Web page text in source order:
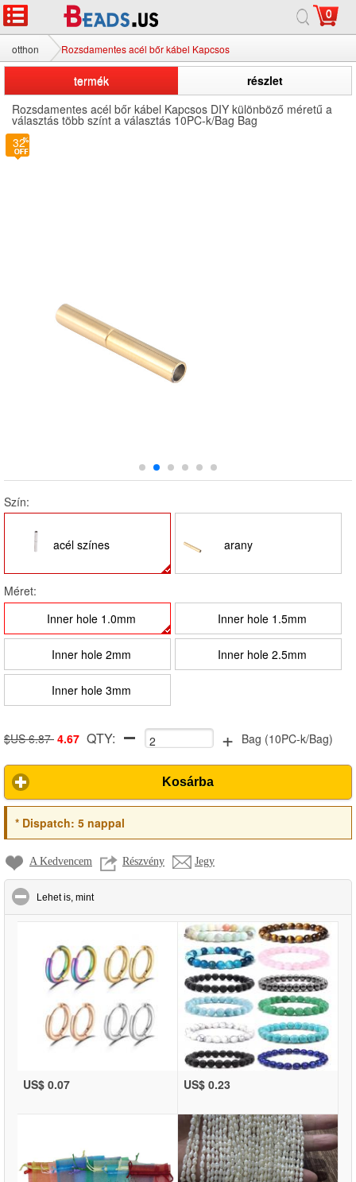
0
otthon Rozsdamentes acél bőr kábel Kapcsos
termék
részlet
Rozsdamentes acél bőr kábel Kapcsos DIY különböző méretű a
választás több színt a választás 10PC-k/Bag Bag
Szín:
acél színes arany
Méret:
Inner hole 1.0mm
Inner hole 1.5mm
Inner hole 2mm Inner hole 2.5mm
Inner hole 3mm
$US 6.87 4.67 QTY: + Bag (10PC-k/Bag)
Kosárba
*Dispatch: 5 nappal
A Kedvencem Részvény Jegy
Lehet is, mintclick to collapse contents
US$ 0.07 US$ 0.23